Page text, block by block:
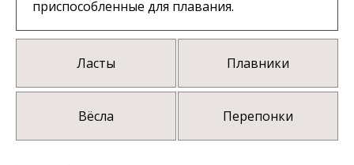
приспособленные для плавания.
Ласты Плавники
Вёсла Перепонки